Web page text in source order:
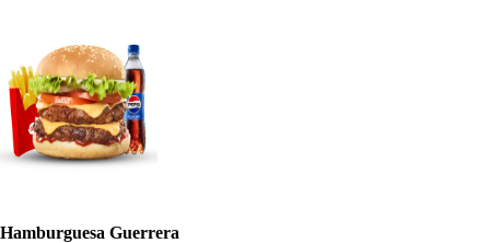
Hamburguesa Guerrera